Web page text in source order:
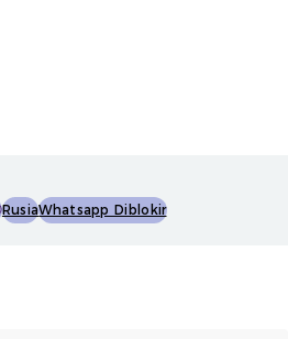
RusiaWhatsapp Diblokir